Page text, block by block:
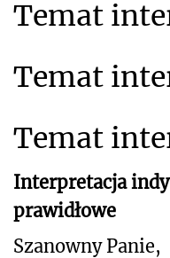
Temat
Temat
Temat
Interpretacja
prawidłowe
Szanowny Panie,